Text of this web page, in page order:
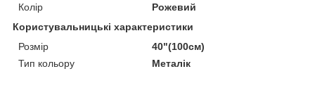
Колір
Рожевий
Користувальницькі характеристики
Розмір
40"(100см)
Тип кольору
Металік